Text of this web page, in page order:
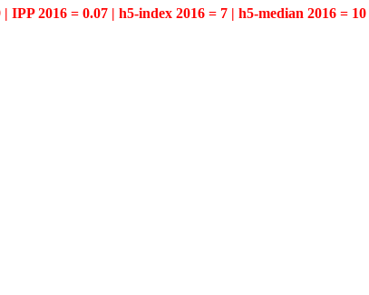
IPP 2016 = 0.07 | h5-index 2016 = 7 | h5-median 2016 = 10